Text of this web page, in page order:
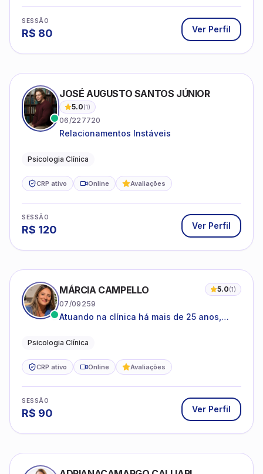
SESSÃO
R$ 80 Ver Perfil
JOSÉ AUGUSTO SANTOS JÚNIOR
5.0(1)
06/227720
Relacionamentos Instáveis
Psicologia Clínica
CRP ativo Online Avaliações
SESSÃO
R$ 120 Ver Perfil
MÁRCIA CAMPELLO 5.0(1)
07/09259
Atuando na clínica há mais de 25 anos,
estruturas, com experiência em
Psicologia Clínica
CRP ativo Online Avaliações
SESSÃO
R$ 90 Ver Perfil